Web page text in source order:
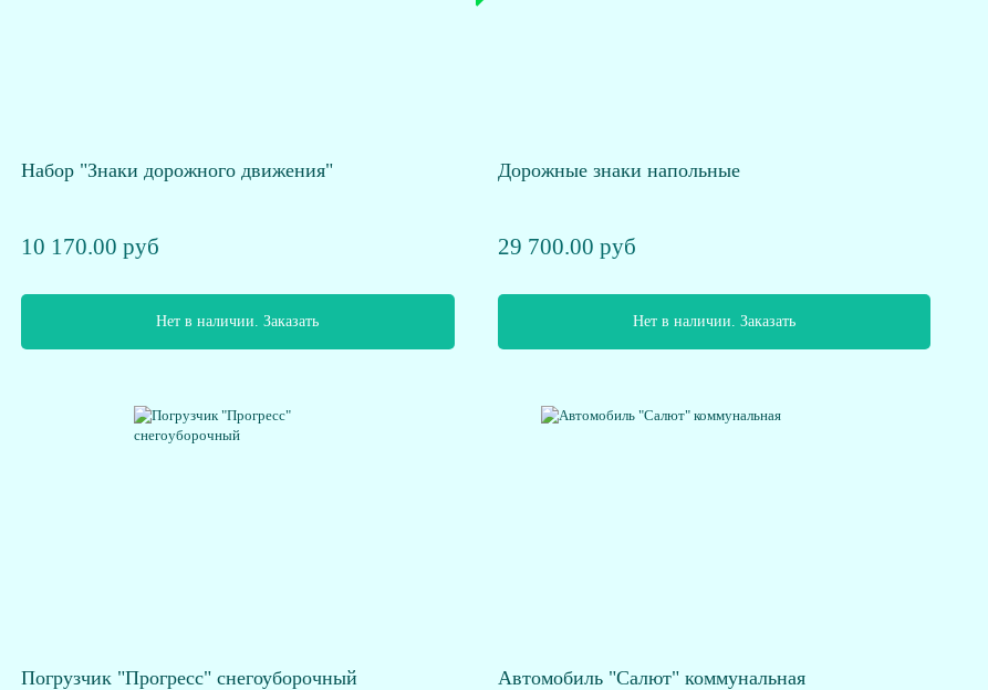
Набор "Знаки дорожного движения"
10 170.00 руб
Нет в наличии. Заказать
Дорожные знаки напольные
29 700.00 руб
Нет в наличии. Заказать
Погрузчик "Прогресс" снегоуборочный Автомобиль "Салют" коммунальная